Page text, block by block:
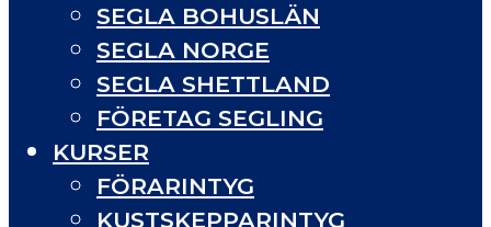
SEGLA BOHUSLÄN
SEGLA NORGE
SEGLA SHETTLAND
FÖRETAG SEGLING
KURSER
FÖRARINTYG
KUSTSKEPPARINTYG